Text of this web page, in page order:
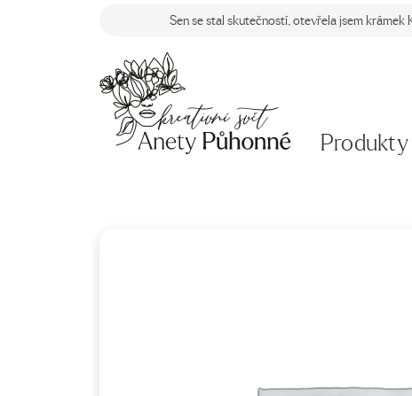
Sen se stal skutečností, otevřela jsem krámek
Produkty